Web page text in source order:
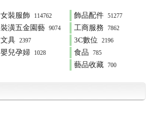
女裝服飾 114762 飾品配件 51277
裝潢五金園藝 9074 工商服務 7862
文具 2397 3C數位 2196
嬰兒孕婦 1028 食品 785
藝品收藏 700